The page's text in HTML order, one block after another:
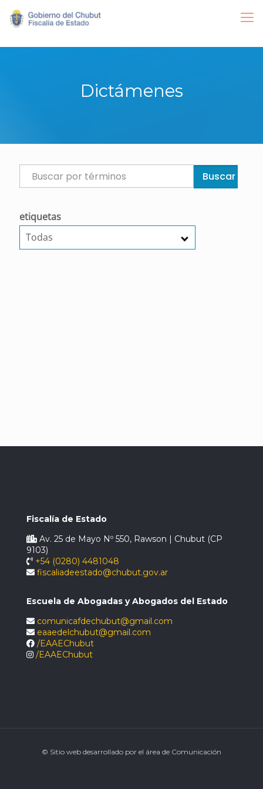
Dictámenes
Buscar
etiquetas
Todas
Fiscalía de Estado
Av. 25 de Mayo Nº 550, Rawson | Chubut (CP
9103)
+54 (0280) 4481048
fiscaliadeestado@chubut.gov.ar
Escuela de Abogadas y Abogados del Estado
comunicafdechubut@gmail.com
eaaedelchubut@gmail.com
/EAAEChubut
/EAAEChubut
© Sitio web desarrollado por el área de Comunicación